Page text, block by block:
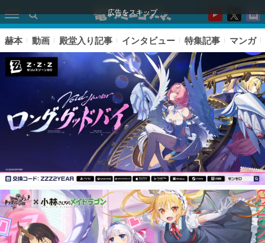
広告をスキップ
ピックアップ
電ファミのいま読まれている記事ランキング
赫本 動画 殿堂入り記事 インタビュー 特集記事 マンガ